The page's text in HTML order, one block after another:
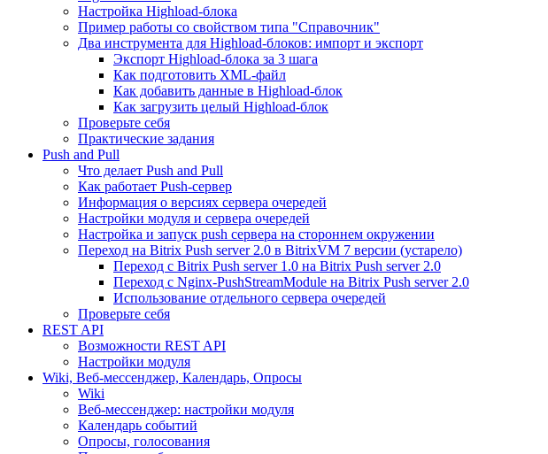
Настройка Highload-блока
Пример работы со свойством типа "Справочник"
Два инструмента для Highload-блоков: импорт и экспорт
Экспорт Highload-блока за 3 шага
Как подготовить XML-файл
Как добавить данные в Highload-блок
Как загрузить целый Highload-блок
Проверьте себя
Практические задания
Push and Pull
Что делает Push and Pull
Как работает Push-сервер
Информация о версиях сервера очередей
Настройки модуля и сервера очередей
Настройка и запуск push сервера на стороннем окружении
Переход на Bitrix Push server 2.0 в BitrixVM 7 версии (устарело)
Переход с Bitrix Push server 1.0 на Bitrix Push server 2.0
Переход с Nginx-PushStreamModule на Bitrix Push server 2.0
Использование отдельного сервера очередей
Проверьте себя
REST API
Возможности REST API
Настройки модуля
Wiki, Веб-мессенджер, Календарь, Опросы
Wiki
Веб-мессенджер: настройки модуля
Календарь событий
Опросы, голосования